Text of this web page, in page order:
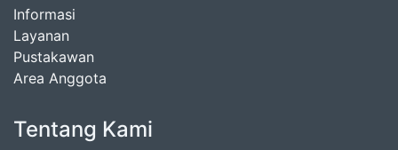
Informasi
Layanan
Pustakawan
Area Anggota
Tentang Kami